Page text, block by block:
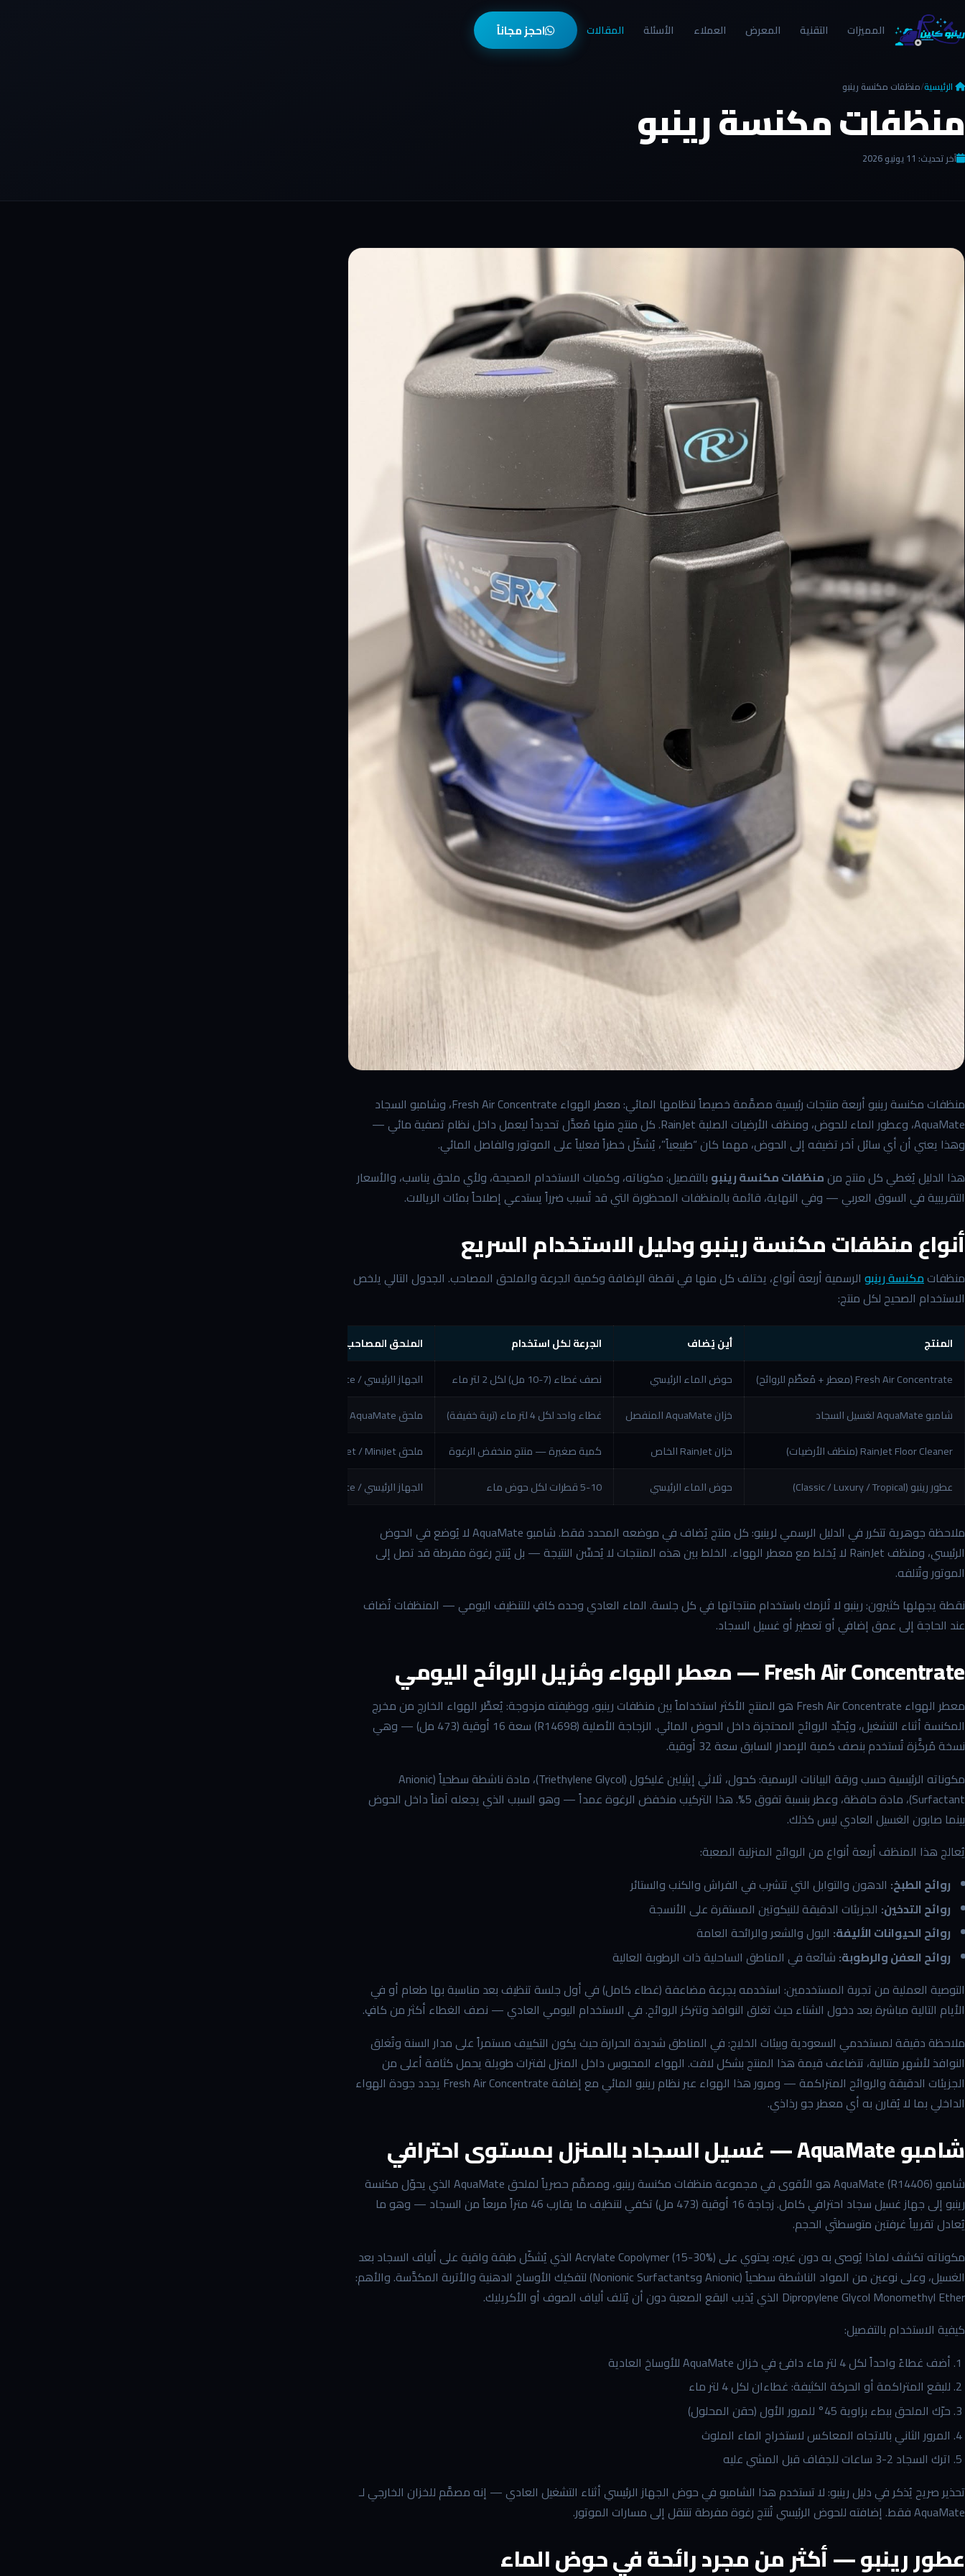
المميزات التقنية المعرض العملاء الأسئلة المقالات احجز مجاناً
الرئيسية/منظفات مكنسة رينبو
منظفات مكنسة رينبو
آخر تحديث: 11 يونيو 2026
منظفات مكنسة رينبو أربعة منتجات رئيسية مصمَّمة خصيصاً لنظامها المائي: معطر الهواء Fresh Air Concentrate، وشامبو السجاد
AquaMate، وعطور الماء للحوض، ومنظف الأرضيات الصلبة RainJet. كل منتج منها مُعدَّل تحديداً ليعمل داخل نظام تصفية مائي —
وهذا يعني أن أي سائل آخر تضيفه إلى الحوض، مهما كان “طبيعياً”، يُشكّل خطراً فعلياً على الموتور والفاصل المائي.
هذا الدليل يُغطي كل منتج منمنظفات مكنسة رينبو بالتفصيل: مكوناته، وكميات الاستخدام الصحيحة، ولأي ملحق يناسب، والأسعار
التقريبية في السوق العربي — وفي النهاية، قائمة بالمنظفات المحظورة التي قد تُسبب ضرراً يستدعي إصلاحاً بمئات الريالات.
أنواع منظفات مكنسة رينبو ودليل الاستخدام السريع
منظفاتمكنسة رينبو الرسمية أربعة أنواع، يختلف كل منها في نقطة الإضافة وكمية الجرعة والملحق المصاحب. الجدول التالي يلخص
الاستخدام الصحيح لكل منتج:
المنتج أين يُضاف الجرعة لكل استخدام الملحق المصاحب
Fresh Air Concentrate (معطر + مُعطِّم للروائح) حوض الماء الرئيسي نصف غطاء (7-10 مل) لكل 2 لتر ماء
الجهاز الرئيسي / RainMate
شامبو AquaMate لغسيل السجاد
خزان AquaMate المنفصل غطاء واحد لكل 4 لتر ماء (تربة خفيفة)
ملحق AquaMate فقط
RainJet Floor Cleaner (منظف الأرضيات)
خزان RainJet الخاص كمية صغيرة — منتج منخفض الرغوة
ملحق RainJet / MiniJet
عطور رينبو (Classic / Luxury / Tropical)
حوض الماء الرئيسي 5-10 قطرات لكل حوض ماء الجهاز الرئيسي / RainMate
ملاحظة جوهرية تتكرر في الدليل الرسمي لرينبو: كل منتج يُضاف في موضعه المحدد فقط. شامبو AquaMate لا يُوضع في الحوض
الرئيسي، ومنظف RainJet لا يُخلط مع معطر الهواء. الخلط بين هذه المنتجات لا يُحسِّن النتيجة — بل يُنتج رغوة مفرطة قد تصل إلى
الموتور وتُتلفه.
نقطة يجهلها كثيرون: رينبو لا تُلزمك باستخدام منتجاتها في كل جلسة. الماء العادي وحده كافٍ للتنظيف اليومي — المنظفات تُضاف
عند الحاجة إلى عمق إضافي أو تعطير أو غسيل السجاد.
Fresh Air Concentrate — معطر الهواء ومُزيل الروائح اليومي
معطر الهواء Fresh Air Concentrate هو المنتج الأكثر استخداماً بين منظفات رينبو، ووظيفته مزدوجة: يُعطِّر الهواء الخارج من مخرج
المكنسة أثناء التشغيل، ويُحيِّد الروائح المحتجزة داخل الحوض المائي. الزجاجة الأصلية (R14698) سعة 16 أوقية (473 مل) — وهي
نسخة مُركَّزة تُستخدم بنصف كمية الإصدار السابق سعة 32 أوقية.
مكوناته الرئيسية حسب ورقة البيانات الرسمية: كحول، ثلاثي إيثيلين غليكول (Triethylene Glycol)، مادة ناشطة سطحياً (Anionic
Surfactant)، مادة حافظة، وعطر بنسبة تفوق 5%. هذا التركيب منخفض الرغوة عمداً — وهو السبب الذي يجعله آمناً داخل الحوض
بينما صابون الغسيل العادي ليس كذلك.
يُعالج هذا المنظف أربعة أنواع من الروائح المنزلية الصعبة:
روائح الطبخ: الدهون والتوابل التي تتشرب في الفراش والكنب والستائر
روائح التدخين: الجزيئات الدقيقة للنيكوتين المستقرة على الأنسجة
روائح الحيوانات الأليفة: البول والشعر والرائحة العامة
روائح العفن والرطوبة: شائعة في المناطق الساحلية ذات الرطوبة العالية
التوصية العملية من تجربة المستخدمين: استخدمه بجرعة مضاعفة (غطاء كامل) في أول جلسة تنظيف بعد مناسبة بها طعام أو في
الأيام التالية مباشرة بعد دخول الشتاء حيث تغلق النوافذ وتتركز الروائح. في الاستخدام اليومي العادي — نصف الغطاء أكثر من كافٍ.
ملاحظة دقيقة لمستخدمي السعودية وبيئات الخليج: في المناطق شديدة الحرارة حيث يكون التكييف مستمراً على مدار السنة وتُغلق
النوافذ لأشهر متتالية، تتضاعف قيمة هذا المنتج بشكل لافت. الهواء المحبوس داخل المنزل لفترات طويلة يحمل كثافة أعلى من
الجزيئات الدقيقة والروائح المتراكمة — ومرور هذا الهواء عبر نظام رينبو المائي مع إضافة Fresh Air Concentrate يجدد جودة الهواء
الداخلي بما لا يُقارن به أي معطر جو رذاذي.
شامبو AquaMate — غسيل السجاد بالمنزل بمستوى احترافي
شامبو AquaMate (R14406) هو الأقوى في مجموعة منظفات مكنسة رينبو، ومصمَّم حصرياً لملحق AquaMate الذي يحوّل مكنسة
رينبو إلى جهاز غسيل سجاد احترافي كامل. زجاجة 16 أوقية (473 مل) تكفي لتنظيف ما يقارب 46 متراً مربعاً من السجاد — وهو ما
يُعادل تقريباً غرفتين متوسطتَي الحجم.
مكوناته تكشف لماذا يُوصى به دون غيره: يحتوي على Acrylate Copolymer (15-30%) الذي يُشكّل طبقة واقية على ألياف السجاد بعد
الغسيل، وعلى نوعين من المواد الناشطة سطحياً (Anionic وNonionic Surfactants) لتفكيك الأوساخ الدهنية والأتربة المكدَّسة. والأهم:
Dipropylene Glycol Monomethyl Ether الذي يُذيب البقع الصعبة دون أن يُتلف ألياف الصوف أو الأكريليك.
كيفية الاستخدام بالتفصيل:
أضف غطاءً واحداً لكل 4 لتر ماء دافئ في خزان AquaMate للأوساخ العادية
للبقع المتراكمة أو الحركة الكثيفة: غطاءان لكل 4 لتر ماء
حرّك الملحق ببطء بزاوية 45° للمرور الأول (حقن المحلول)
المرور الثاني بالاتجاه المعاكس لاستخراج الماء الملوث
اترك السجاد 2-3 ساعات للجفاف قبل المشي عليه
تحذير صريح يُذكر في دليل رينبو: لا تستخدم هذا الشامبو في حوض الجهاز الرئيسي أثناء التشغيل العادي — إنه مصمَّم للخزان الخارجي لـ
AquaMate فقط. إضافته للحوض الرئيسي تُنتج رغوة مفرطة تنتقل إلى مسارات الموتور.
عطور رينبو — أكثر من مجرد رائحة في حوض الماء